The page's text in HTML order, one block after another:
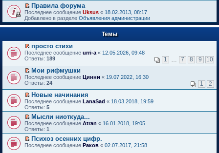
й
т
и
к
п
в
о
м
у
н
е
п
р
о
ч
и
т
а
н
н
о
м
у
П
е
р
е
т
и
к
п
р
в
о
м
у
н
е
п
р
о
ч
и
а
Правила форума
Последнее сообщение Uksus « 18.02.2013, 08:17
Добавлено в разделе Объявления администрации
Темы
П
е
е
й
т
и
к
п
е
р
в
о
м
у
н
е
просто стихи
Последнее сообщение urri-a « 12.05.2026, 09:48
Ответы: 189 1 7 8 9 10
П
е
е
й
т
и
п
е
р
в
о
Мои рифмушки
Последнее сообщение Цинни « 19.07.2022, 16:30
Ответы: 24 1 2
П
е
р
е
й
т
и
к
п
Новые начинания
Последнее сообщение LanaSad « 18.03.2018, 19:59
Ответы: 5
П
е
р
й
Мысли ниоткуда...
Последнее сообщение Atran « 16.01.2018, 19:05
Ответы: 1
П
Психоз осенних цифр.
Последнее сообщение Раков « 02.07.2017, 21:58